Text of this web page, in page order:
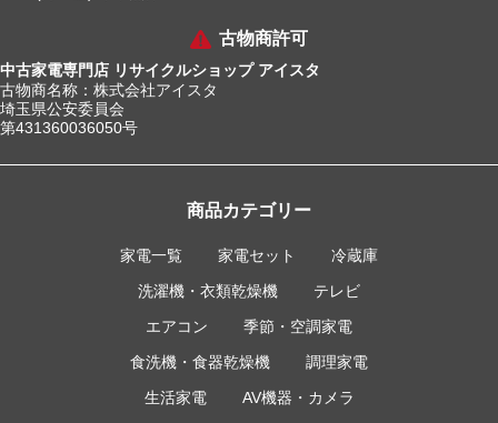
古物商許可
中古家電専門店 リサイクルショップ アイスタ
古物商名称：株式会社アイスタ
埼玉県公安委員会
第431360036050号
商品カテゴリー
家電一覧 家電セット
冷蔵庫
洗濯機・衣類乾燥機
テレビ
エアコン
季節・空調家電
食洗機・食器乾燥機
調理家電
生活家電
AV機器・カメラ